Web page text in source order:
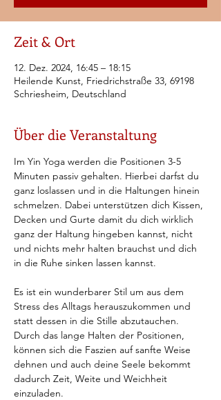
Zeit & Ort
12. Dez. 2024, 16:45 – 18:15
Heilende Kunst, Friedrichstraße 33, 69198
Schriesheim, Deutschland
Über die Veranstaltung
Im Yin Yoga werden die Positionen 3-5
Minuten passiv gehalten. Hierbei darfst du
ganz loslassen und in die Haltungen hinein
schmelzen. Dabei unterstützen dich Kissen,
Decken und Gurte damit du dich wirklich
ganz der Haltung hingeben kannst, nicht
und nichts mehr halten brauchst und dich
in die Ruhe sinken lassen kannst.
Es ist ein wunderbarer Stil um aus dem
Stress des Alltags herauszukommen und
statt dessen in die Stille abzutauchen.
Durch das lange Halten der Positionen,
können sich die Faszien auf sanfte Weise
dehnen und auch deine Seele bekommt
dadurch Zeit, Weite und Weichheit
einzuladen.